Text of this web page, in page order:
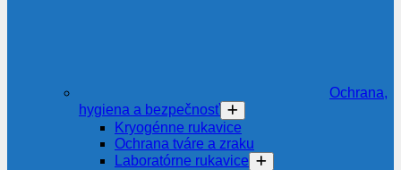
Ochrana,
hygiena a bezpečnosť
Kryogénne rukavice
Ochrana tváre a zraku
Laboratórne rukavice